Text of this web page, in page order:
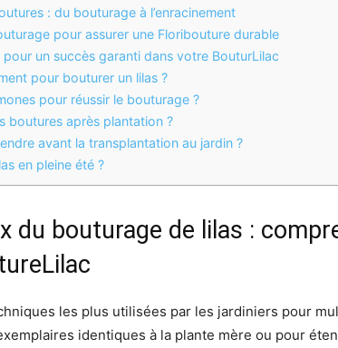
: du bouturage à l’enracinement
pour assurer une Floribouture durable
un succès garanti dans votre BouturLilac
pour bouturer un lilas ?
pour réussir le bouturage ?
boutures après plantation ?
avant la transplantation au jardin ?
en pleine été ?
du bouturage de lilas :
les plus utilisées par les jardiniers pour
identiques à la plante mère ou pour